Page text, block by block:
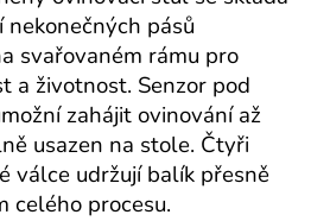
pásů
svařovaném rámu pro
a životnost. Senzor pod
zahájit ovinování až
usazen na stole. Čtyři
válce udržují balík přesně
celého procesu.